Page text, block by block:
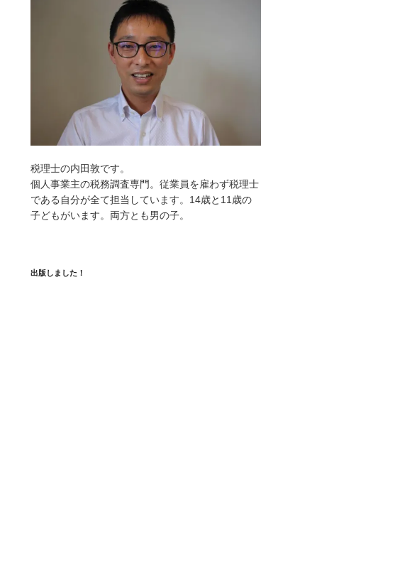
税理士の内田敦です。
個人事業主の税務調査専門。従業員を雇わず税理士
である自分が全て担当しています。14歳と11歳の
子どもがいます。両方とも男の子。
出版しました！